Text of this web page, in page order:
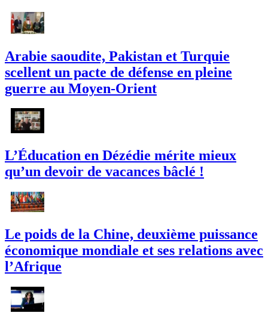
Arabie saoudite, Pakistan et Turquie
scellent un pacte de défense en pleine
guerre au Moyen-Orient
L’Éducation en Dézédie mérite mieux
qu’un devoir de vacances bâclé !
Le poids de la Chine, deuxième puissance
économique mondiale et ses relations avec
l’Afrique